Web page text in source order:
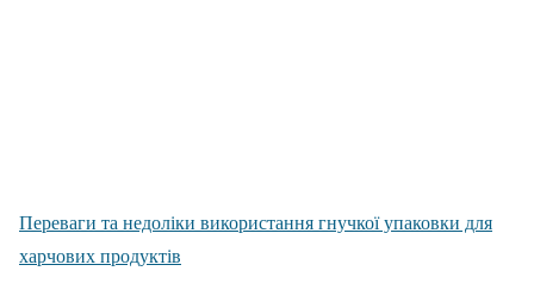
Переваги та недоліки використання гнучкої упаковки для
харчових продуктів